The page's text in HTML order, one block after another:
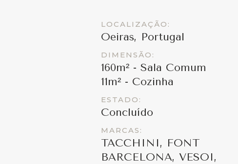
LOCALIZAÇÃO:
Oeiras, Portugal
DIMENSÃO:
160m² - Sala Comum
11m² - Cozinha
ESTADO:
Concluído
MARCAS:
TACCHINI, FONT
BARCELONA, VESOI,